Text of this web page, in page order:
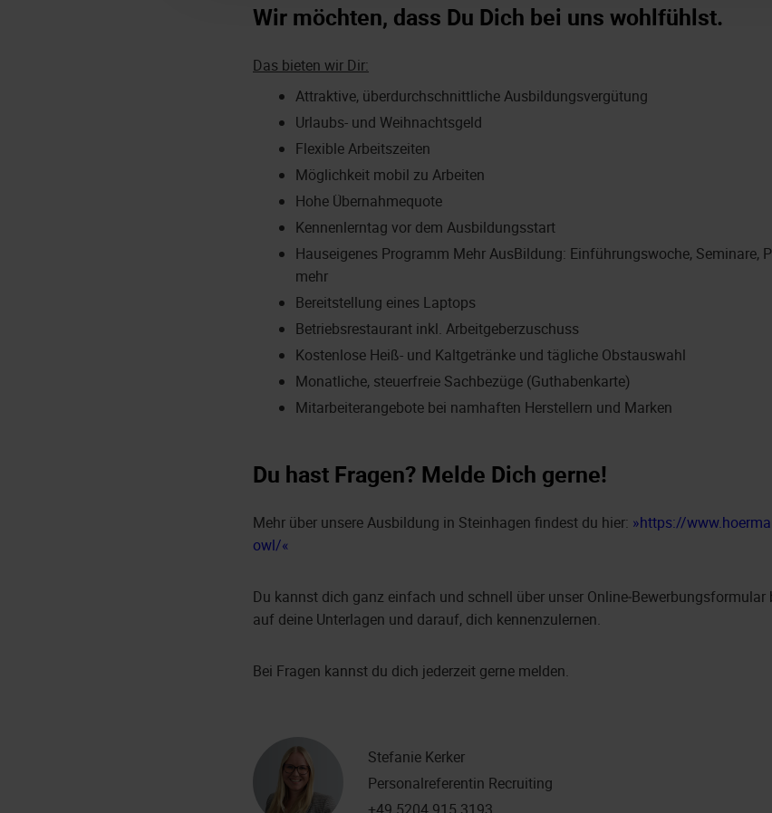
Wir möchten, dass Du Dich bei uns wohlfühlst.
Das bieten wir Dir:
Attraktive, überdurchschnittliche Ausbildungsvergütung
Urlaubs- und Weihnachtsgeld
Flexible Arbeitszeiten
Möglichkeit mobil zu Arbeiten
Hohe Übernahmequote
Kennenlerntag vor dem Ausbildungsstart
Hauseigenes Programm Mehr AusBildung: Einführungswoche, Seminare,
mehr
Bereitstellung eines Laptops
Betriebsrestaurant inkl. Arbeitgeberzuschuss
Kostenlose Heiß- und Kaltgetränke und tägliche Obstauswahl
Monatliche, steuerfreie Sachbezüge (Guthabenkarte)
Mitarbeiterangebote bei namhaften Herstellern und Marken
Du hast Fragen? Melde Dich gerne!
Mehr über unsere Ausbildung in Steinhagen findest du hier:
https://
owl/
Du kannst dich ganz einfach und schnell über unser
auf deine Unterlagen und darauf, dich kennenzulernen.
Bei Fragen kannst du dich jederzeit gerne melden.
Stefanie Kerker
Personalreferentin Recruiting